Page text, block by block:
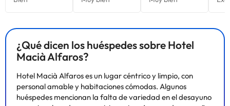
¿Qué dicen los huéspedes sobre Hotel
Macià Alfaros?
Hotel Macià Alfaros es un lugar céntrico y limpio, con
personal amable y habitaciones cómodas. Algunos
huéspedes mencionan la falta de variedad en el desayuno